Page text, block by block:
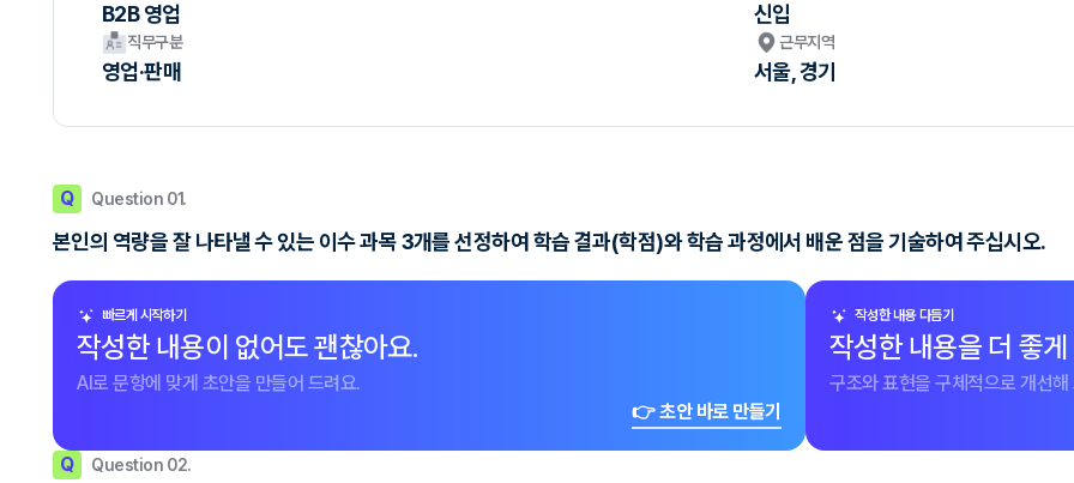
B2B 영업 신입
직무구분
영업·판매
근무지역
서울, 경기
Q Question 01.
본인의 역량을 잘 나타낼 수 있는 이수 과목 3개를 선정하여 학습 결과(학점)와 학습 과정에서 배운 점을 기술하여 주십시오.
빠르게 시작하기
작성한 내용이 없어도 괜찮아요.
AI로 문항에 맞게 초안을 만들어 드려요.
👉 초안 바로 만들기
작성한 내용 다듬기
작성한 내용을 더 좋
구조와 표현을 구체적으로 개선해
Q Question 02.